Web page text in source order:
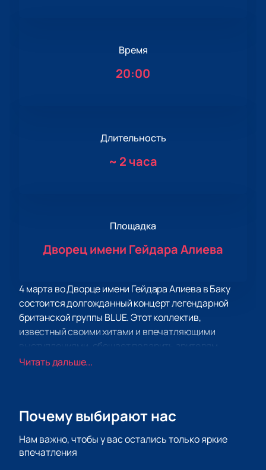
Время
20:00
Длительность
~ 2 часа
Площадка
Дворец имени Гейдара Алиева
4 марта во Дворце имени Гейдара Алиева в Баку
состоится долгожданный концерт легендарной
британской группы BLUE. Этот коллектив,
известный своими хитами и впечатляющими
выступлениями, обещает подарить зрителям
незабываемый вечер. BLUE, покорившие
выступлением.
престижных площадок Баку, известная своей
великолепной акустикой и современным
Читать дальше...
Почему выбирают нас
Нам важно, чтобы у вас остались только яркие
впечатления